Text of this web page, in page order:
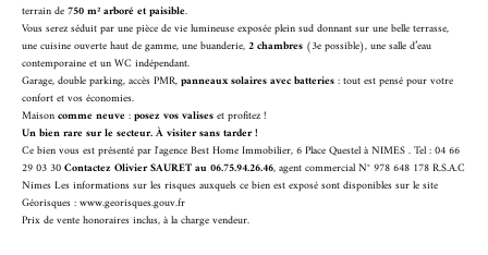
terrain de750 m² arboré et paisible.
Vous serez séduit par une pièce de vie lumineuse exposée plein sud donnant sur une belle terrasse,
une cuisine ouverte haut de gamme, une buanderie,2 chambres (3e possible), une salle d’eau
contemporaine et un WC indépendant.
Garage, double parking, accès PMR,panneaux solaires avec batteries: tout est pensé pour votre
confort et vos économies.
Maisoncomme neuve :posez vos valiseset profitez !
Un bien rare sur le secteur. À visiter sans tarder !
Ce bien vous est présenté par l'agence Best Home Immobilier, 6 Place Questel à NIMES . Tel : 04 66
29 03 30Contactez Olivier SAURET au 06.75.94.26.46, agent commercial N° 978 648 178 R.S.A.C
Nîmes Les informations sur les risques auxquels ce bien est exposé sont disponibles sur le site
Géorisques :www.georisques.gouv.fr
Prix de vente honoraires inclus, à la charge vendeur.